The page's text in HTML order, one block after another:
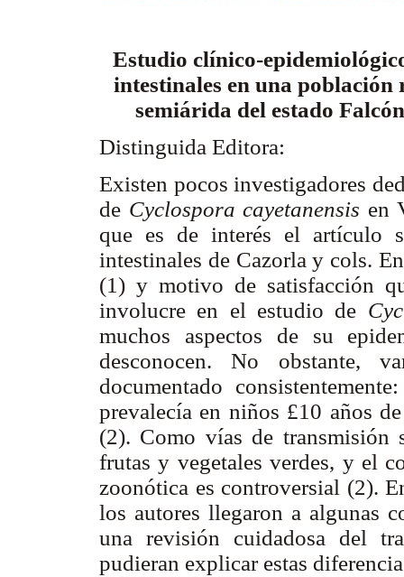
Estudio clínico-
intestinales en una
semiárida del estado
Distinguida Editora:
Existen pocos investigadores
de Cyclospora cayetanensis en
que es de interés el artículo
intestinales de Cazorla y cols.
(1) y motivo de satisfacción
involucre en el estudio de
muchos aspectos de su
desconocen. No obstante,
documentado
prevalecía en niños £10 años
(2). Como vías de transmisión
frutas y vegetales verdes, y el
zoonótica es controversial (2).
los autores llegaron a algunas
una revisión cuidadosa del
pudieran explicar estas